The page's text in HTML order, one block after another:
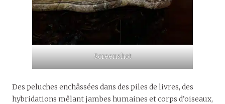
Screenshot
Des peluches enchâssées dans des piles de livres, des
hybridations mêlant jambes humaines et corps d’oiseaux,